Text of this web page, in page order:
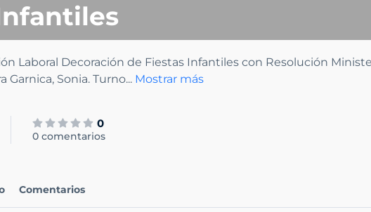
Laboral Decoración de Fiestas Infantiles con Resolución
Garnica, Sonia. Turno... Mostrar más
0
0 comentarios
Comentarios